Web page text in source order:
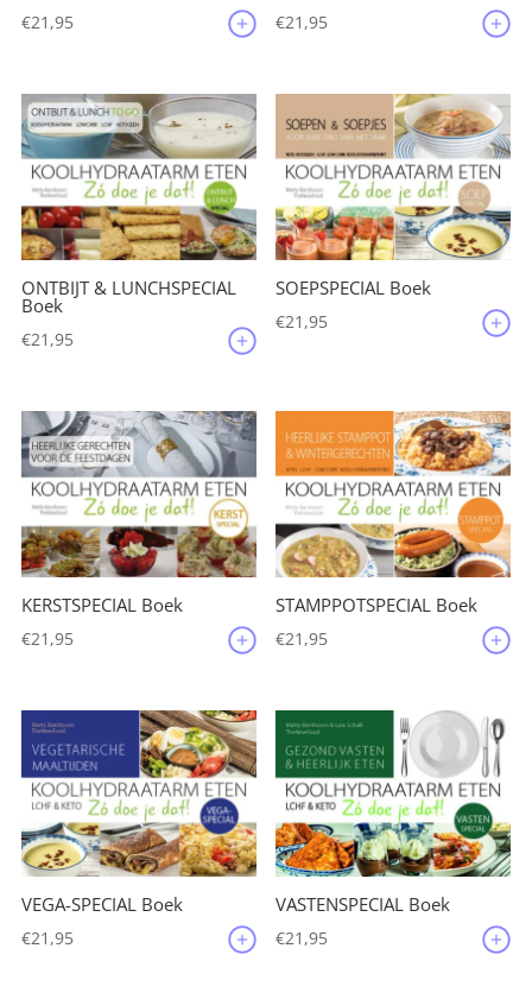
€21,95 €21,95
ONTBIJT & LUNCHSPECIAL
Boek
€21,95
SOEPSPECIAL Boek
€21,95
KERSTSPECIAL Boek
€21,95
STAMPPOTSPECIAL Boek
€21,95
VEGA-SPECIAL Boek
€21,95
VASTENSPECIAL Boek
€21,95